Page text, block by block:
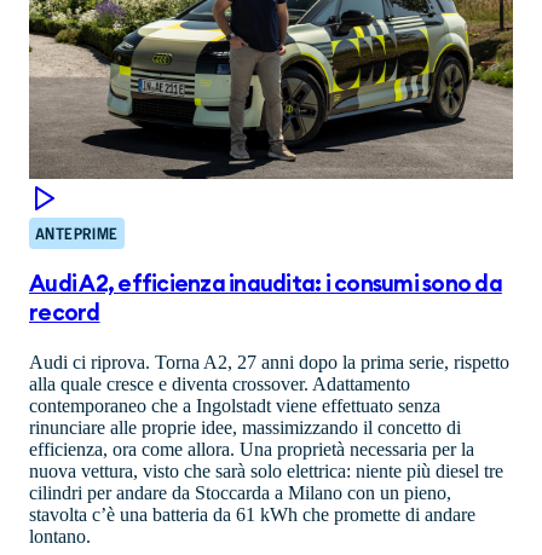
ANTEPRIME
Audi A2, efficienza inaudita: i consumi sono da
record
Audi ci riprova. Torna A2, 27 anni dopo la prima serie, rispetto
alla quale cresce e diventa crossover. Adattamento
contemporaneo che a Ingolstadt viene effettuato senza
rinunciare alle proprie idee, massimizzando il concetto di
efficienza, ora come allora. Una proprietà necessaria per la
nuova vettura, visto che sarà solo elettrica: niente più diesel tre
cilindri per andare da Stoccarda a Milano con un pieno,
stavolta c’è una batteria da 61 kWh che promette di andare
lontano.